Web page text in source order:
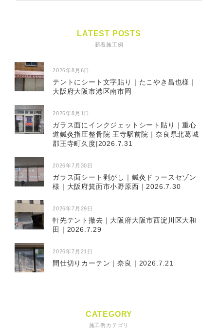
LATEST POSTS
新着施工例
2026年8月6日
テントにシート文字貼り｜たこやき昌也様｜
大阪府大阪市港区南市岡
2026年8月1日
ガラス面にインクジェットシート貼り｜重心
道鍼灸指圧整骨院 王寺駅前院｜奈良県北葛城
郡王寺町久度|2026.7.31
2026年7月30日
ガラス面シート剥がし｜鍼灸ドゥースセゾン
様｜大阪府箕面市小野原西｜2026.7.30
2026年7月29日
軒先テント撤去｜大阪府大阪市西淀川区大和
田｜2026.7.29
2026年7月21日
間仕切りカーテン｜奈良｜2026.7.21
CATEGORY
施工例カテゴリ